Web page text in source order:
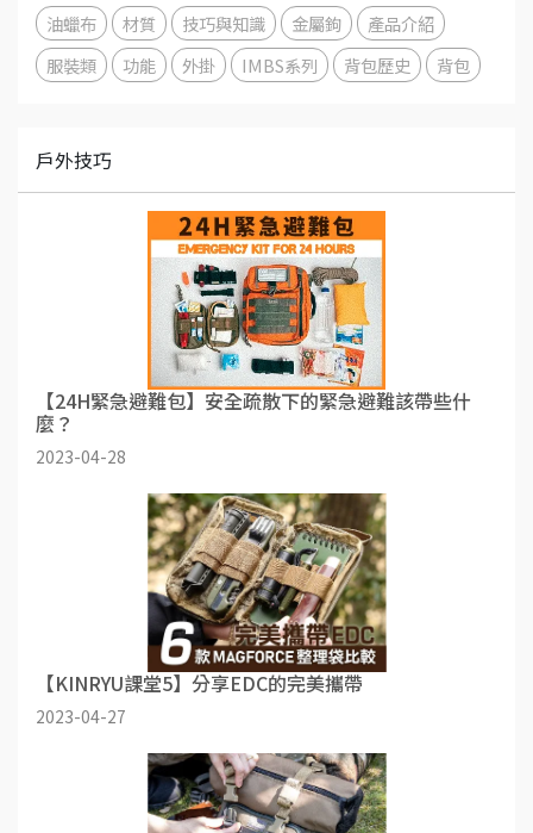
油蠟布 材質 技巧與知識 金屬鉤
產品介紹
服裝類
功能 外掛 IMBS系列 背包歷史 背包
戶外技巧
【24H緊急避難包】安全疏散下的緊急避難該帶些什
麼？
2023-04-28
【KINRYU課堂5】分享EDC的完美攜帶
2023-04-27